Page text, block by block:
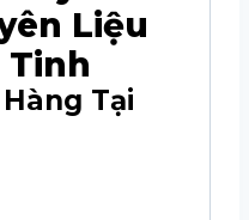
Liệu
Tinh
Tại